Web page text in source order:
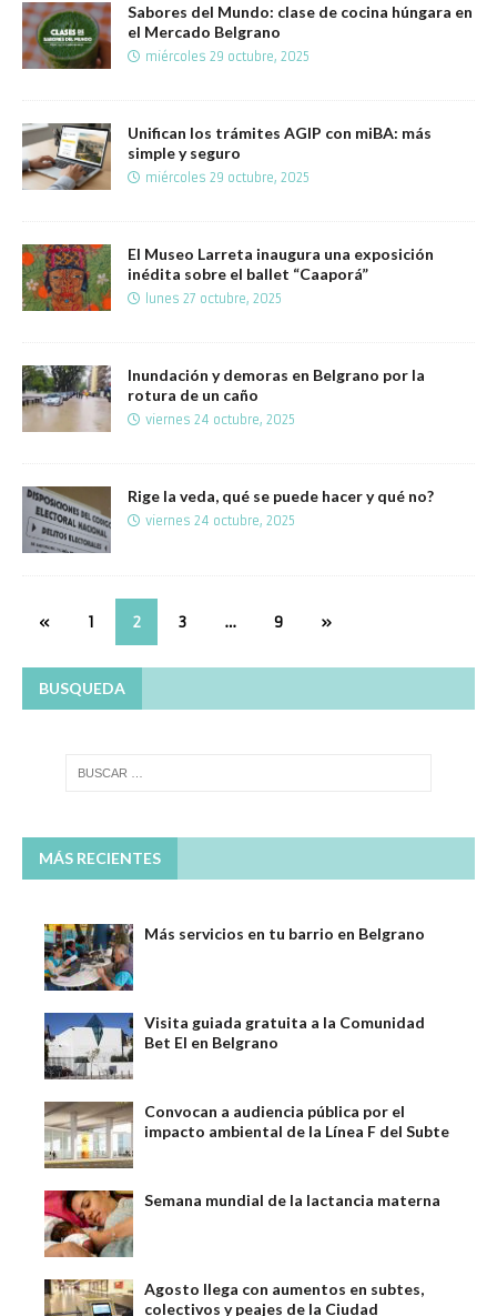
Sabores del Mundo: clase de cocina húngara en
el Mercado Belgrano
miércoles 29 octubre, 2025
Unifican los trámites AGIP con miBA: más
simple y seguro
miércoles 29 octubre, 2025
El Museo Larreta inaugura una exposición
inédita sobre el ballet “Caaporá”
lunes 27 octubre, 2025
Inundación y demoras en Belgrano por la
rotura de un caño
viernes 24 octubre, 2025
Rige la veda, qué se puede hacer y qué no?
viernes 24 octubre, 2025
« 1 2 3 … 9 »
BUSQUEDA
MÁS RECIENTES
Más servicios en tu barrio en Belgrano
Visita guiada gratuita a la Comunidad
Bet El en Belgrano
Convocan a audiencia pública por el
impacto ambiental de la Línea F del Subte
Semana mundial de la lactancia materna
Agosto llega con aumentos en subtes,
colectivos y peajes de la Ciudad